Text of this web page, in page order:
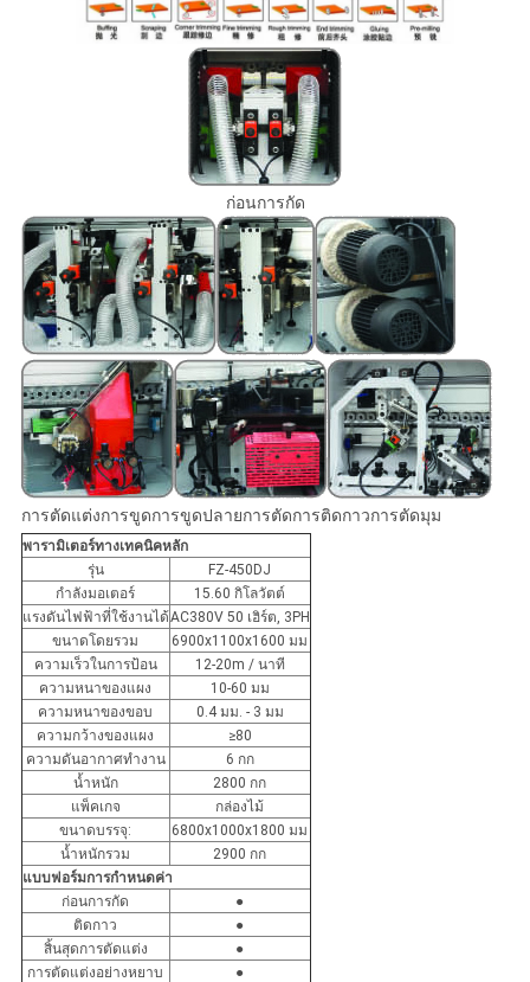
ก่อนการกัด
การตัดแต่งการขูดการขูดปลายการตัดการติดกาวการตัดมุม
พารามิเตอร์ทางเทคนิคหลัก
รุ่น
FZ-450DJ
กำลังมอเตอร์
15.60 กิโลวัตต์
แรงดันไฟฟ้าที่ใช้งานได้AC380V 50 เฮิร์ต, 3PH
ขนาดโดยรวม
6900x1100x1600 มม
ความเร็วในการป้อน
12-20m / นาที
ความหนาของแผง
10-60 มม
ความหนาของขอบ
0.4 มม. - 3 มม
ความกว้างของแผง
≥80
ความดันอากาศทำงาน
6 กก
น้ำหนัก
2800 กก
แพ็คเกจ
กล่องไม้
ขนาดบรรจุ:
6800x1000x1800 มม
น้ำหนักรวม
2900 กก
แบบฟอร์มการกำหนดค่า
ก่อนการกัด
●
ติดกาว
●
สิ้นสุดการตัดแต่ง
●
การตัดแต่งอย่างหยาบ
●